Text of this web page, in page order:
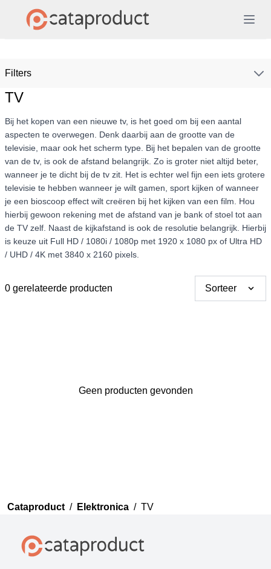
Filters
TV
Bij het kopen van een nieuwe tv, is het goed om bij een aantal
aspecten te overwegen. Denk daarbij aan de grootte van de
televisie, maar ook het scherm type. Bij het bepalen van de grootte
van de tv, is ook de afstand belangrijk. Zo is groter niet altijd beter,
wanneer je te dicht bij de tv zit. Het is echter wel fijn een iets grotere
televisie te hebben wanneer je wilt gamen, sport kijken of wanneer
je een bioscoop effect wilt creëren bij het kijken van een film. Hou
hierbij gewoon rekening met de afstand van je bank of stoel tot aan
de TV zelf. Naast de kijkafstand is ook de resolutie belangrijk. Hierbij
is keuze uit Full HD / 1080i / 1080p met 1920 x 1080 px of Ultra HD
/ UHD / 4K met 3840 x 2160 pixels.
0 gerelateerde producten Sorteer
Geen producten gevonden
Bedankt voor uw review
Cataproduct / Elektronica / TV